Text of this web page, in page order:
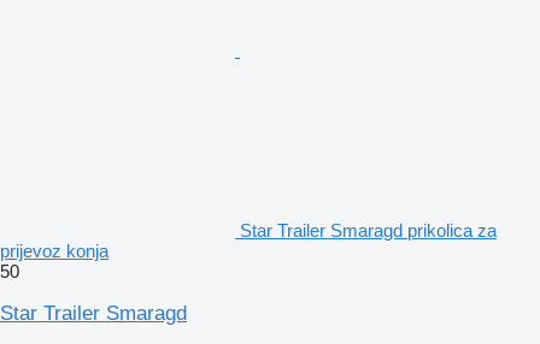
Star Trailer Smaragd prikolica za
prijevoz konja
50
Star Trailer Smaragd